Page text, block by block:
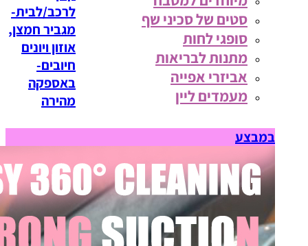
סטים של סכיני שף
סופגי לחות
מתנות לבריאות
אביזרי אפייה
מעמדים ליין
לרכב/לבית-
מגביר חמצן,
אוזון ויונים
חיובים-
באספקה
מהירה
במבצע